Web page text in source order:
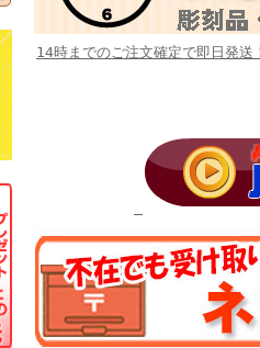
14時までのご注文確定で即日発